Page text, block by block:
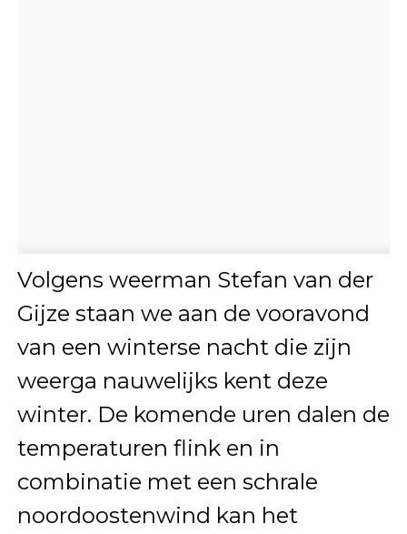
Volgens weerman Stefan van der
Gijze staan we aan de vooravond
van een winterse nacht die zijn
weerga nauwelijks kent deze
winter. De komende uren dalen de
temperaturen flink en in
combinatie met een schrale
noordoostenwind kan het